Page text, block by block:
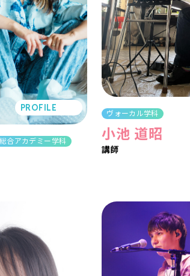
PROFILE
合アカデミー学科
ヴォーカル学科
小池 道昭
講師